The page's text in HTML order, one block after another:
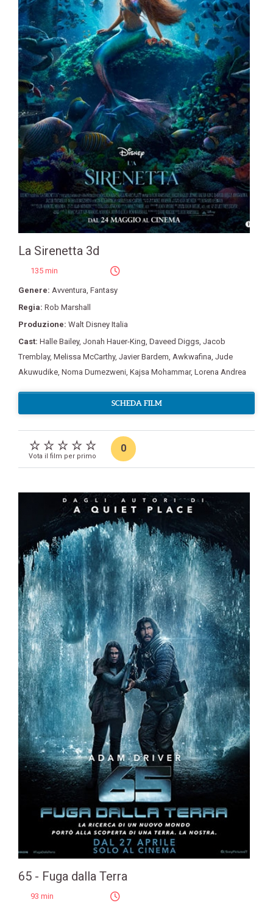
La Sirenetta 3d
135 min
Genere: Avventura Fantasy
Regia: Rob Marshall
Produzione: Walt Disney Italia
Cast: Halle Bailey, Jonah Hauer-King Daveed Diggs Jacob
Tremblay, Melissa McCarthy, Javier Bardem Awkwafina Jude
Akuwudike Noma Dumezweni Kajsa Mohammar, Lorena Andrea
SCHEDA FILM
Vota il film per primo
0
65 - Fuga dalla Terra
93 min